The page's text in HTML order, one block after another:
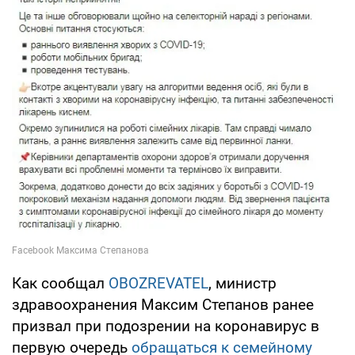
Как сообщал OBOZREVATEL, министр
здравоохранения Максим Степанов ранее
призвал при подозрении на коронавирус в
первую очередь обращаться к семейному